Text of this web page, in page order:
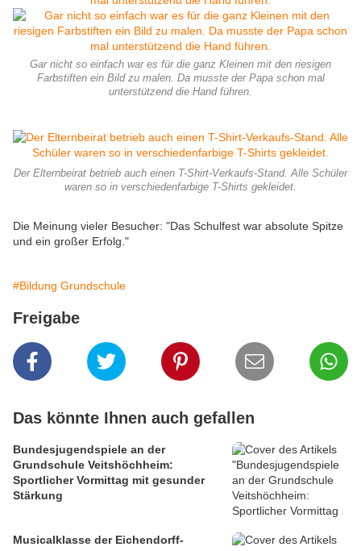
Gar nicht so einfach war es für die ganz Kleinen mit den riesigen
Farbstiften ein Bild zu malen. Da musste der Papa schon mal
unterstützend die Hand führen.
Der Elternbeirat betrieb auch einen T-Shirt-Verkaufs-Stand. Alle Schüler
waren so in verschiedenfarbige T-Shirts gekleidet.
Die Meinung vieler Besucher: "Das Schulfest war absolute Spitze
und ein großer Erfolg."
#Bildung Grundschule
Freigabe
Das könnte Ihnen auch gefallen
Bundesjugendspiele an der
Grundschule Veitshöchheim:
Sportlicher Vormittag mit gesunder
Stärkung
Musicalklasse der Eichendorff-